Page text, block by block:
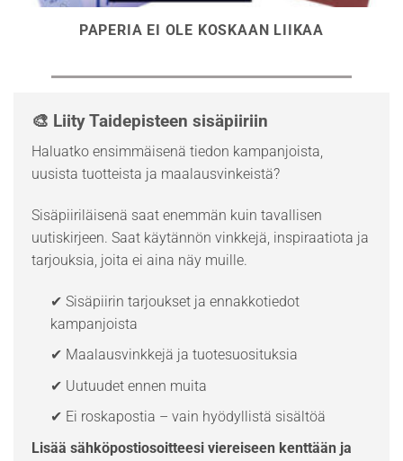
PAPERIA EI OLE KOSKAAN LIIKAA
🎨 Liity Taidepisteen sisäpiiriin
Haluatko ensimmäisenä tiedon kampanjoista,
uusista tuotteista ja maalausvinkeistä?
Sisäpiiriläisenä saat enemmän kuin tavallisen
uutiskirjeen. Saat käytännön vinkkejä, inspiraatiota ja
tarjouksia, joita ei aina näy muille.
✔ Sisäpiirin tarjoukset ja ennakkotiedot
kampanjoista
✔ Maalausvinkkejä ja tuotesuosituksia
✔ Uutuudet ennen muita
✔ Ei roskapostia – vain hyödyllistä sisältöä
Lisää sähköpostiosoitteesi viereiseen kenttään ja